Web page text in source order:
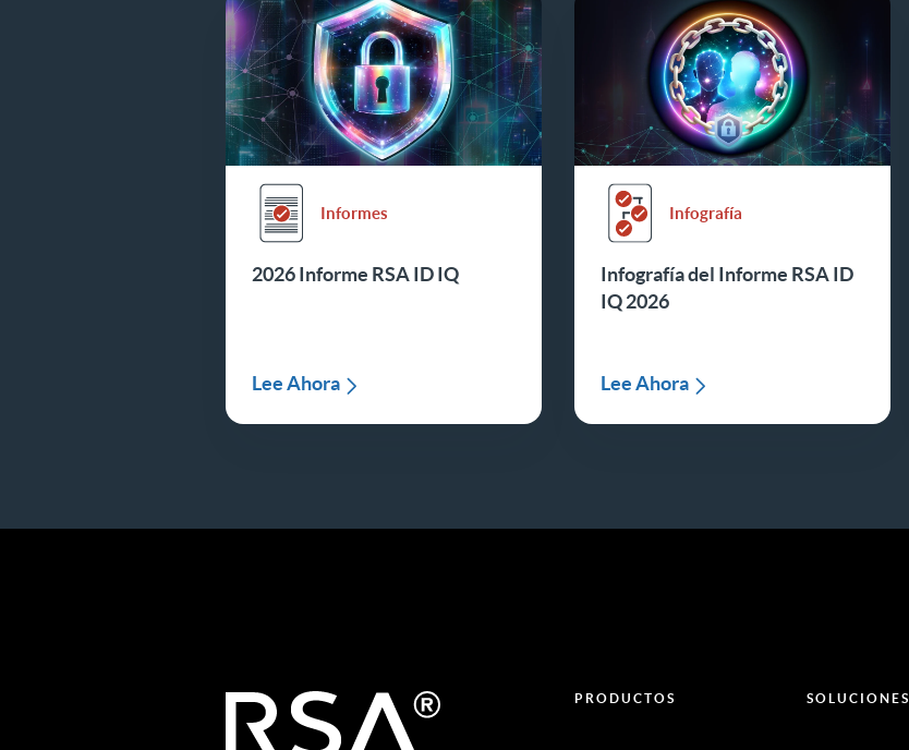
Informes
2026 Informe RSA ID IQ
Lee Ahora
Infografía
Infografía del Informe RSA ID
IQ 2026
Lee Ahora
PRODUCTOS SOLUCIONES